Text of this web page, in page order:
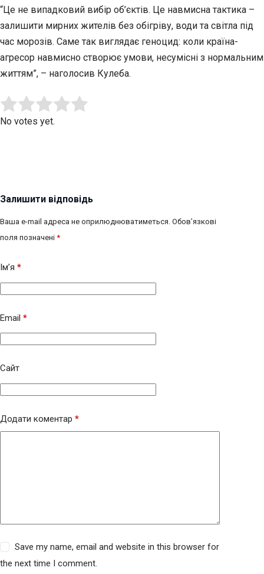
“Це не випадковий вибір об’єктів. Це навмисна тактика –
залишити мирних жителів без обігріву, води та світла під
час морозів. Саме так виглядає геноцид: коли країна-
агресор навмисно створює умови, несумісні з нормальним
життям”, – наголосив Кулеба.
Rate this item:
No votes yet.
Залишити відповідь
Ваша e-mail адреса не оприлюднюватиметься. Обов’язкові
поля позначені *
Ім’я *
Email *
Сайт
Додати коментар *
Save my name, email and website in this browser for
the next time I comment.